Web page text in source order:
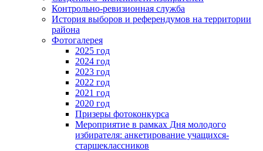
Контрольно-ревизионная служба
История выборов и референдумов на территории
района
Фотогалерея
2025 год
2024 год
2023 год
2022 год
2021 год
2020 год
Призеры фотоконкурса
Мероприятие в рамках Дня молодого
избирателя: анкетирование учащихся-
старшеклассников